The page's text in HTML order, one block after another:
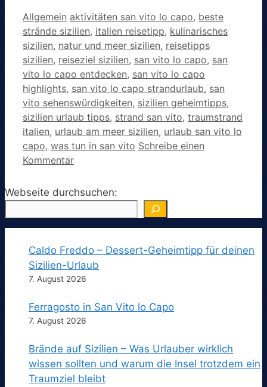
Kategorien
Allgemein Schlagwörter
aktivitäten san vito lo capo, beste
strände sizilien, italien reisetipp, kulinarisches
sizilien, natur und meer sizilien, reisetipps
sizilien, reiseziel sizilien, san vito lo capo, san
vito lo capo entdecken, san vito lo capo
highlights, san vito lo capo strandurlaub, san
vito sehenswürdigkeiten, sizilien geheimtipps,
sizilien urlaub tipps, strand san vito, traumstrand
italien, urlaub am meer sizilien, urlaub san vito lo
capo, was tun in san vito Schreibe einen
Kommentar
Webseite durchsuchen:
Caldo Freddo – Dessert-Geheimtipp für deinen
Sizilien-Urlaub
7. August 2026
Ferragosto in San Vito lo Capo
7. August 2026
Brände auf Sizilien – Was Urlauber wirklich
wissen sollten und warum die Insel trotzdem ein
Traumziel bleibt